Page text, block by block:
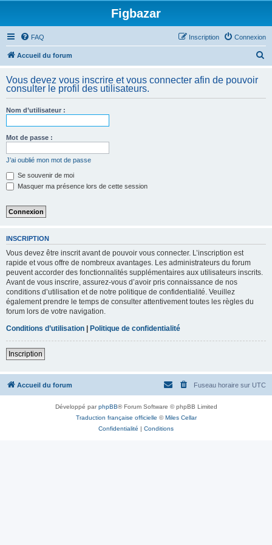
Figbazar
FAQ Connexion
Inscription
Accueil du forum
h
Vous devez vous inscrire et vous connecter afin de pouvoir
consulter le profil des utilisateurs.
Nom d’utilisateur :
Mot de passe :
J’ai oublié mon mot de passe
Se souvenir de moi
Masquer ma présence lors de cette session
INSCRIPTION
Vous devez être inscrit avant de pouvoir vous connecter. L’inscription est
rapide et vous offre de nombreux avantages. Les administrateurs du forum
peuvent accorder des fonctionnalités supplémentaires aux utilisateurs inscrits.
Avant de vous inscrire, assurez-vous d’avoir pris connaissance de nos
conditions d’utilisation et de notre politique de confidentialité. Veuillez
également prendre le temps de consulter attentivement toutes les règles du
forum lors de votre navigation.
Conditions d’utilisation | Politique de confidentialité
Inscription
Accueil du forum Fuseau horaire sur UTC
Développé parphpBB® Forum Software © phpBB Limited
Traduction française officielle ©Miles Cellar
Confidentialité | Conditions